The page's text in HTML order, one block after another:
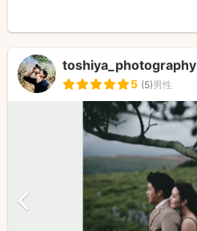
toshiya_photography
5 (5)男性